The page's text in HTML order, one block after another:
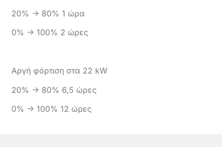
20% -> 80% 1 ώρα
0% -> 100% 2 ώρες
Αργή φόρτιση στα 22 kW
20% -> 80% 6,5 ώρες
0% -> 100% 12 ώρες